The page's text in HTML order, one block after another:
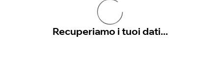
Recuperiamo i tuoi dati...